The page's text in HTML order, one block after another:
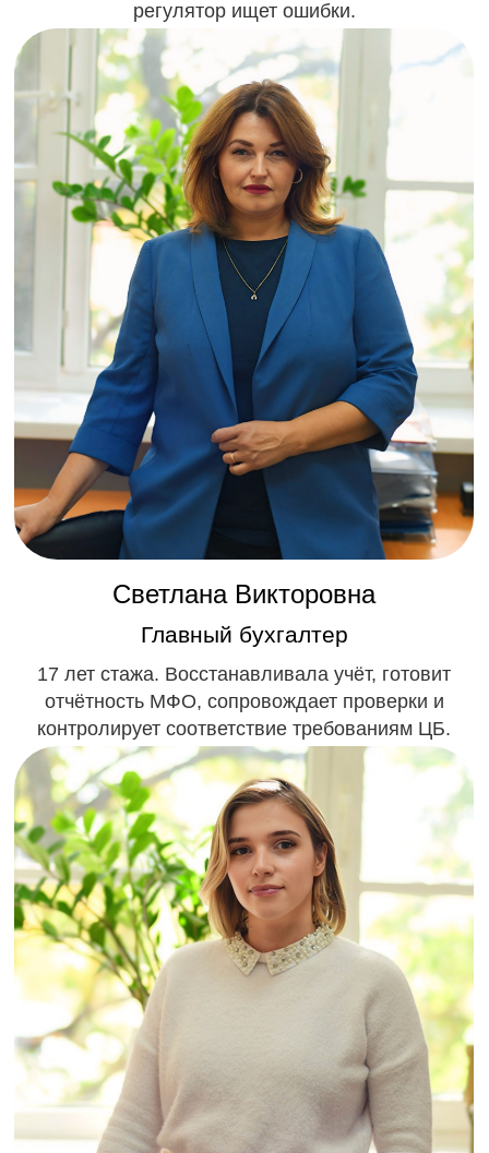
Покажем на что регулятор
обращает внимание в 1 очередь
Оксана Геннадьевна
Главный бухгалтер
Получить консультацию
Контактная информация
Контактный номер:
8 (800) 302 64 60
Адрес:
141070, Московская область,
г. Королёв, ул. Калинина, д.6Б
Режим работы:
Ежедневно с 10:00 до 21:00
Онлайн консультация:
пишите нам в мессенджеры:
Популярные услуги
Покупка готовой МФО
Регистрация кооператива
Покупка ломбарда
Регистрация ООО и ИП
Финансовый бизнес
Отчетность в ЦБ